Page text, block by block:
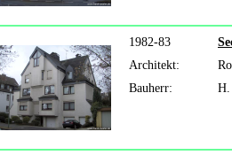
1982-83
Architekt:
Bauherr:
H.